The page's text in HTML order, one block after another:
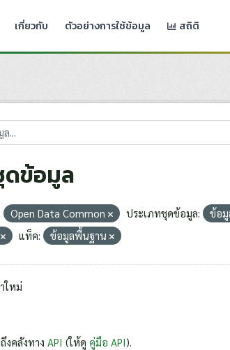
เกี่ยวกับ ตัวอย่างการใช้ข้อมูล สถิติ
ข้อมูล
Open Data Common ประเภทชุดข้อมูล:
ข้อมู
แท็ค: ข้อมูลพื้นฐาน
ใหม่
งคลังทาง API (ให้ดู คู่มือ API).